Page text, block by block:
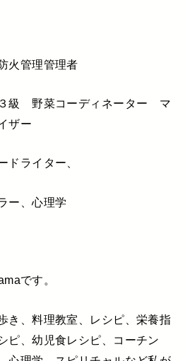
火管理管理者
級 野菜コーディネーター マ
ザー
ライター、
ー、心理学
です。
き、料理教室、レシピ、栄養指
ピ、幼児食レシピ、コーチン